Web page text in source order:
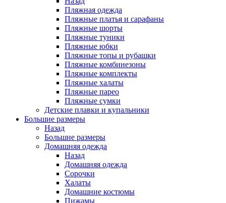
Пляжная одежда
Пляжные платья и сарафаны
Пляжные шорты
Пляжные туники
Пляжные юбки
Пляжные топы и рубашки
Пляжные комбинезоны
Пляжные комплекты
Пляжные халаты
Пляжные парео
Пляжные сумки
Детские плавки и купальники
Большие размеры
Назад
Большие размеры
Домашняя одежда
Назад
Домашняя одежда
Сорочки
Халаты
Домашние костюмы
Пижамы